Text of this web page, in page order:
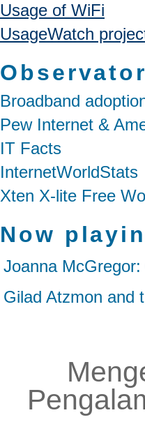
Usage of WiFi
UsageWatch
Broadband
Pew Internet &
IT Facts
InternetWorldStats
Xten X-lite Free
Now
Joanna
Gilad Atzmon and